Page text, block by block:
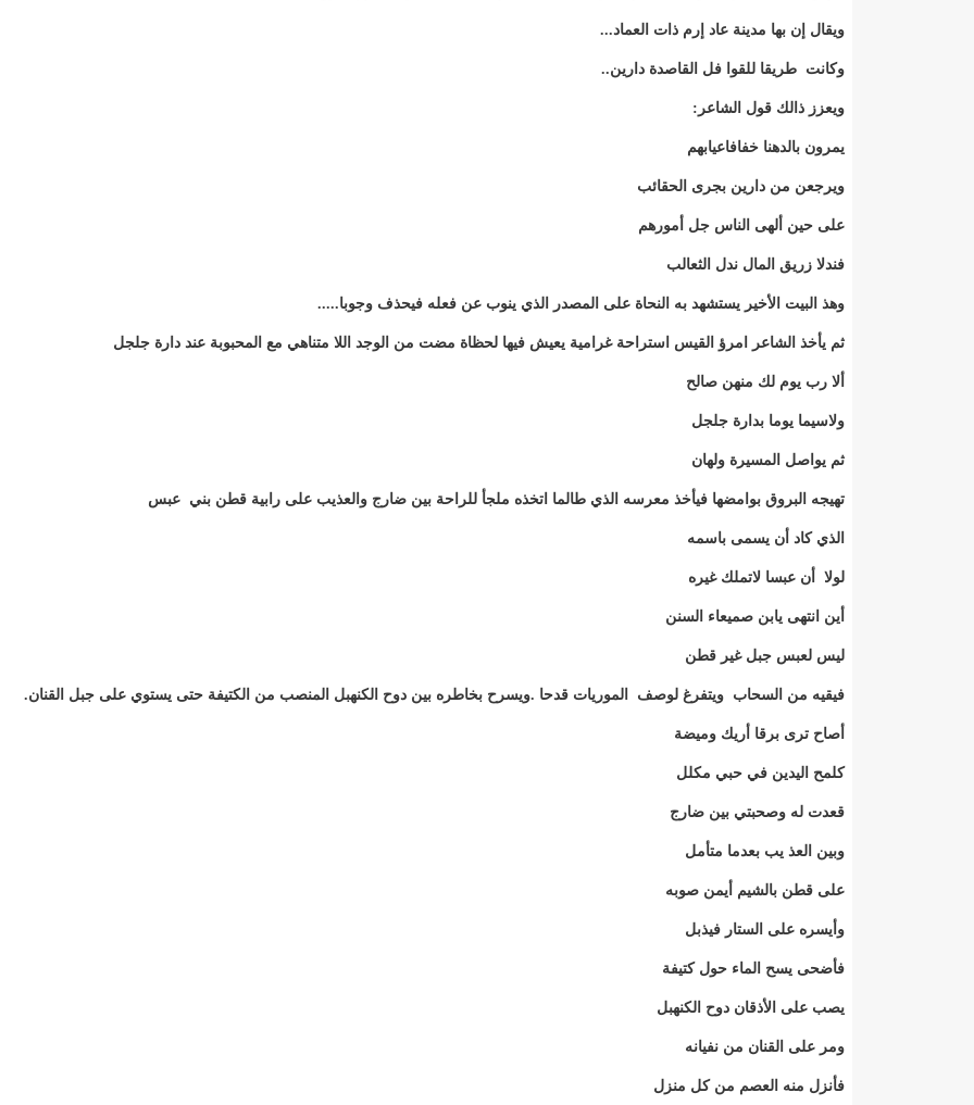
ويقال إن بها مدينة عاد إرم ذات العماد...
وكانت طريقا للقوا فل القاصدة دارين..
ويعزز ذالك قول الشاعر:
يمرون بالدهنا خفافاعيابهم
ويرجعن من دارين بجرى الحقائب
على حين ألهى الناس جل أمورهم
فندلا زريق المال ندل الثعالب
وهذ البيت الأخير يستشهد به النحاة على المصدر الذي ينوب عن فعله فيحذف وجوبا.....
ثم يأخذ الشاعر امرؤ القيس استراحة غرامية يعيش فيها لحظاة مضت من الوجد اللا متناهي مع المحبوبة عند دارة جلجل
ألا رب يوم لك منهن صالح
ولاسيما يوما بدارة جلجل
ثم يواصل المسيرة ولهان
تهيجه البروق بوامضها فيأخذ معرسه الذي طالما اتخذه ملجأ للراحة بين ضارج والعذيب على رابية قطن بني عبس
الذي كاد أن يسمى باسمه
لولا أن عبسا لاتملك غيره
أين انتهى يابن صميعاء السنن
ليس لعبس جبل غير قطن
فيقيه من السحاب ويتفرغ لوصف الموريات قدحا .ويسرح بخاطره بين دوح الكنهبل المنصب من الكتيفة حتى يستوي على جبل القنان.
أصاح ترى برقا أريك وميضة
كلمح اليدين في حبي مكلل
قعدت له وصحبتي بين ضارج
وبين العذ يب بعدما متأمل
على قطن بالشيم أيمن صوبه
وأيسره على الستار فيذبل
فأضحى يسح الماء حول كتيفة
يصب على الأذقان دوح الكنهبل
ومر على القنان من نفيانه
فأنزل منه العصم من كل منزل